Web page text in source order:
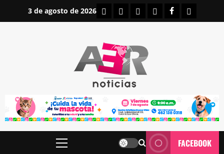
3 de agosto de 2026 INICIOIRAPUATO
ESTATALES
NACIONALES
FACEBOOK
Menú
FACEBOOK